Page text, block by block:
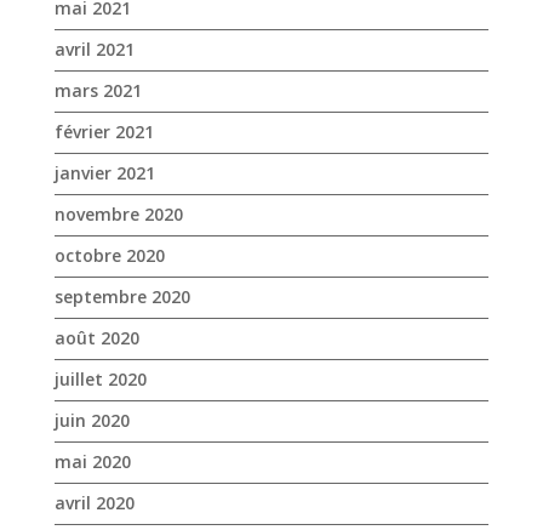
novembre 2020
octobre 2020
septembre 2020
août 2020
juillet 2020
juin 2020
mai 2020
avril 2020
mars 2020
janvier 2020
décembre 2019
novembre 2019
octobre 2019